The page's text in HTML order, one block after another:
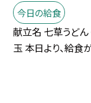
今日の給食
献立名 七草うど
玉 本日より、給食